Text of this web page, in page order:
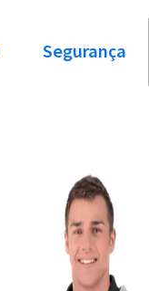
Segurança